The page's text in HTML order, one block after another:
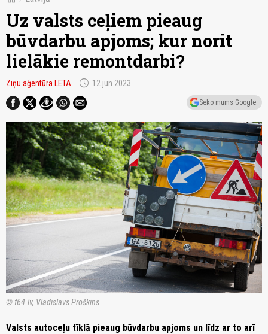
Uz valsts ceļiem pieaug
būvdarbu apjoms; kur norit
lielākie remontdarbi?
Ziņu aģentūra LETA schedule 12.jun 2023
Seko mums Google
© f64.lv, Vladislavs Proškins
Valsts autoceļu tīklā pieaug būvdarbu apjoms un līdz ar to arī